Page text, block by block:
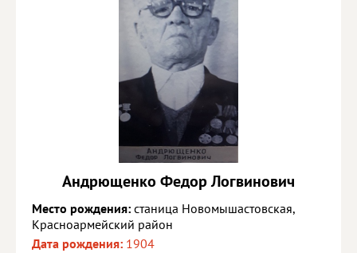
Андрющенко Федор Логвинович
Место рождения: станица Новомышастовская,
Красноармейский район
Дата рождения: 1904